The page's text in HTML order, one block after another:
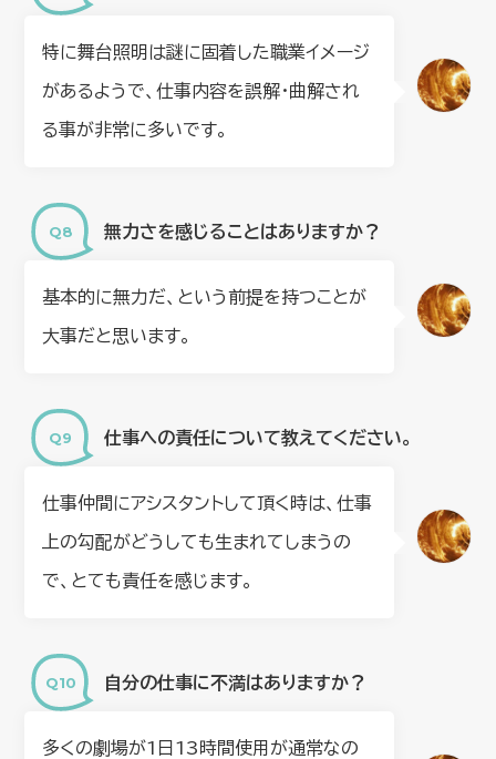
特に舞台照明は謎に固着した職業イメージ
があるようで、仕事内容を誤解・曲解され
る事が非常に多いです。
無力さを感じることはありますか？
基本的に無力だ、という前提を持つことが
大事だと思います。
仕事への責任について教えてください。
仕事仲間にアシスタントして頂く時は、仕事
上の勾配がどうしても生まれてしまうの
で、とても責任を感じます。
自分の仕事に不満はありますか？
多くの劇場が1日13時間使用が通常なの